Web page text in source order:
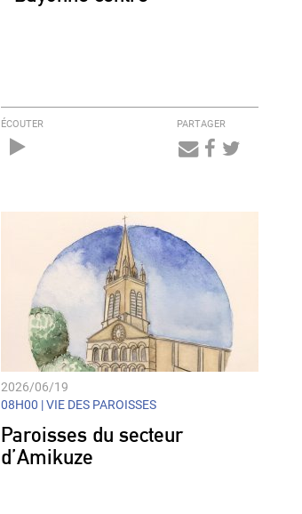
ÉCOUTER PARTAGER
2026/06/19
08H00 |VIE DES PAROISSES
Paroisses du secteur
d’Amikuze